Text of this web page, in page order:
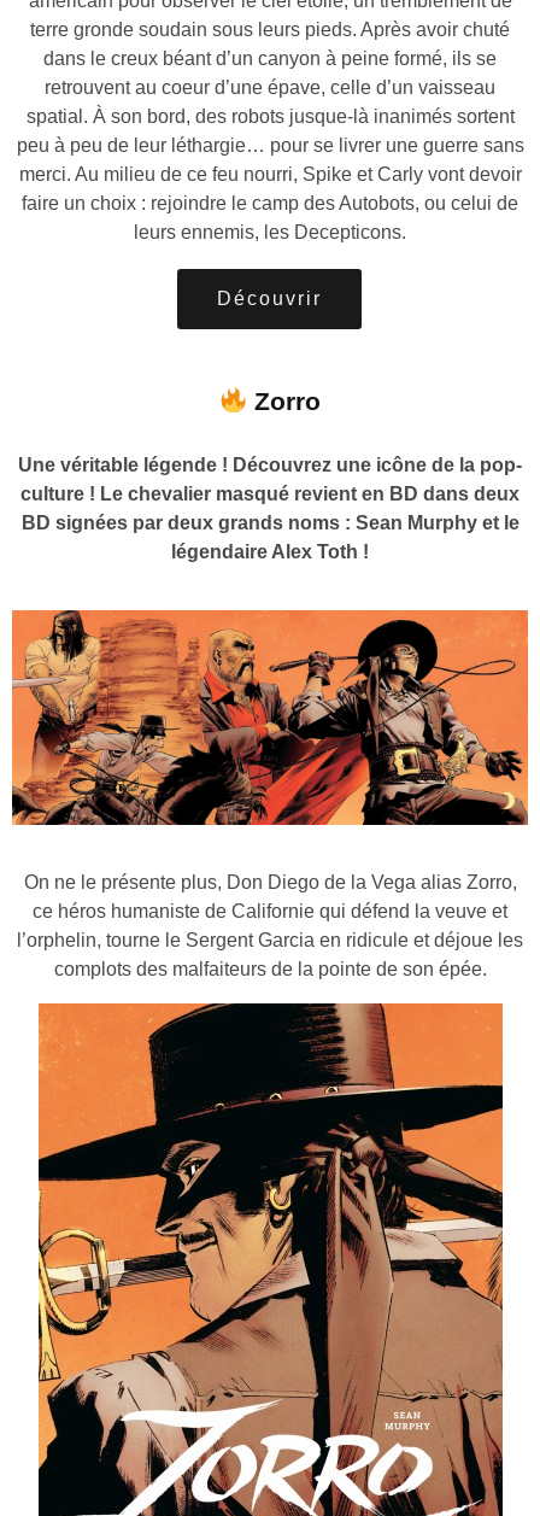
terre gronde soudain sous leurs pieds. Après avoir chuté
dans le creux béant d’un canyon à peine formé, ils se
retrouvent au coeur d’une épave, celle d’un vaisseau
spatial. À son bord, des robots jusque-là inanimés sortent
peu à peu de leur léthargie… pour se livrer une guerre sans
merci. Au milieu de ce feu nourri, Spike et Carly vont devoir
faire un choix : rejoindre le camp des Autobots, ou celui de
leurs ennemis, les Decepticons.
Découvrir
Zorro
Une véritable légende ! Découvrez une icône de la pop-
culture ! Le chevalier masqué revient en BD dans deux
BD signées par deux grands noms : Sean Murphy et le
légendaire Alex Toth !
On ne le présente plus, Don Diego de la Vega alias Zorro,
ce héros humaniste de Californie qui défend la veuve et
l’orphelin, tourne le Sergent Garcia en ridicule et déjoue les
complots des malfaiteurs de la pointe de son épée.